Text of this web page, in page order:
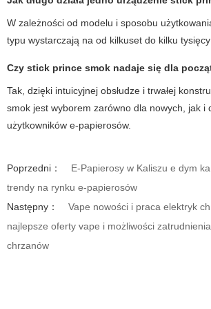
W zależności od modelu i sposobu
typu wystarczają na od kilkuset do kilku
Czy stick prince smok nadaje się dla
Tak, dzięki intuicyjnej obsłudze i trwałej
smok jest wyborem zarówno dla nowych, jak i
użytkowników e-papierosów.
Poprzedni：
E-Papierosy w Kaliszu e dym
trendy na rynku e-papierosów
Następny：
Vape nowości i praca elektryk
najlepsze oferty vape i możliwości
chrzanów